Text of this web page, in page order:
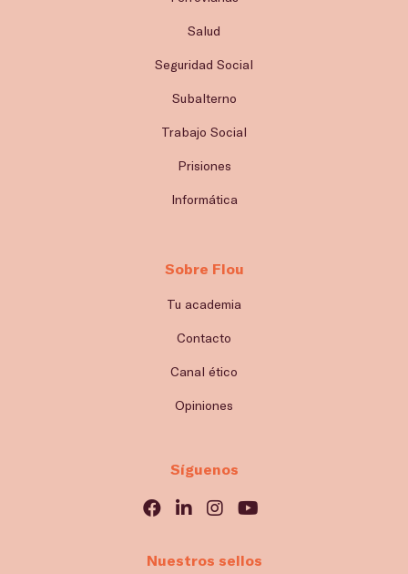
Salud
Seguridad Social
Subalterno
Trabajo Social
Prisiones
Informática
Sobre Flou
Tu academia
Contacto
Canal ético
Opiniones
Síguenos
Nuestros sellos